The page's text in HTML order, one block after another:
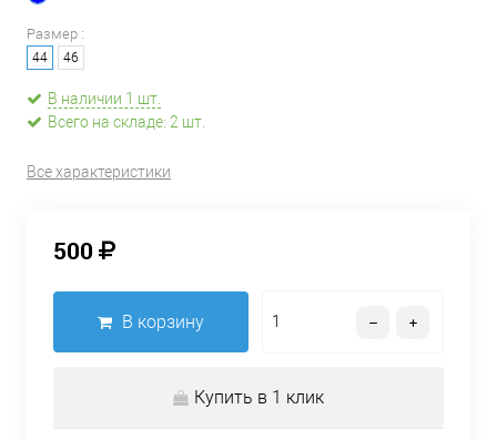
Размер :
44 46
В наличии 1 шт.
Всего на складе: 2 шт.
Все характеристики
500
В корзину
Купить в 1 клик